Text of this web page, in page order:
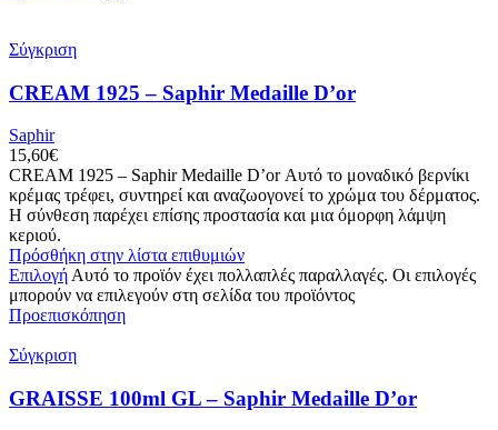
Σύγκριση
CREAM 1925 – Saphir Medaille D’or
Saphir
15,60€
CREAM 1925 – Saphir Medaille D’or Αυτό το μοναδικό βερνίκι
κρέμας τρέφει, συντηρεί και αναζωογονεί το χρώμα του δέρματος.
Η σύνθεση παρέχει επίσης προστασία και μια όμορφη λάμψη
κεριού.
Πρόσθήκη στην λίστα επιθυμιών
Επιλογή Αυτό το προϊόν έχει πολλαπλές παραλλαγές. Οι επιλογές
μπορούν να επιλεγούν στη σελίδα του προϊόντος
Προεπισκόπηση
Σύγκριση
GRAISSE 100ml GL – Saphir Medaille D’or